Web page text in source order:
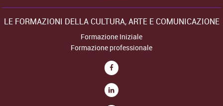
LE FORMAZIONI DELLA CULTURA, ARTE E COMUNICAZIONE
Formazione Iniziale
Formazione professionale